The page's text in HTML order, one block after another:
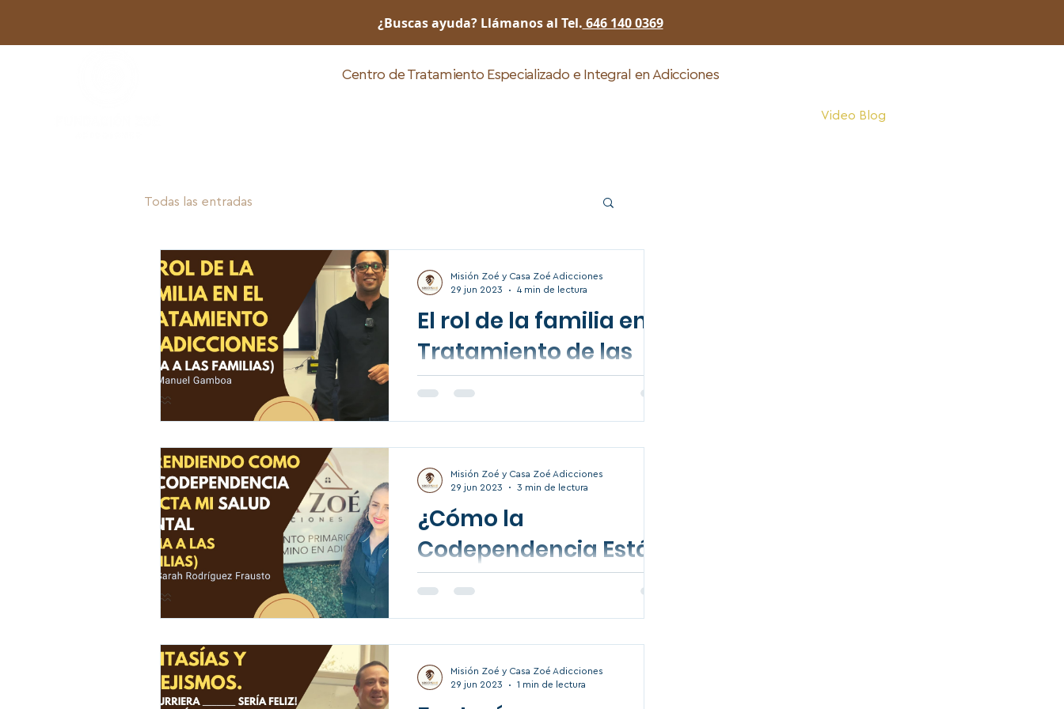
¿Buscas ayuda? Llámanos al Tel. 646 140 0369
Video Blog
Centro de Tratamiento Especializado e Integral en Adicciones
Todas las entradas
El rol de la familia en el
Tratamiento de las
Adicciones. Psic.
Manuel Gamboa.
complicados problemas emocionales ...
Misión Zoé y Casa Zoé Adicciones
29 jun 2023
4 min de lectura
¿Cómo la
Codependencia Está
Afectando tu Salud
Mental? Psic. Sarah
Rodriguez, impacto en
la familia.
en algún centro...
Misión Zoé y Casa Zoé Adicciones
29 jun 2023
3 min de lectura
Misión Zoé y Casa Zoé Adicciones
29 jun 2023
1 min de lectura